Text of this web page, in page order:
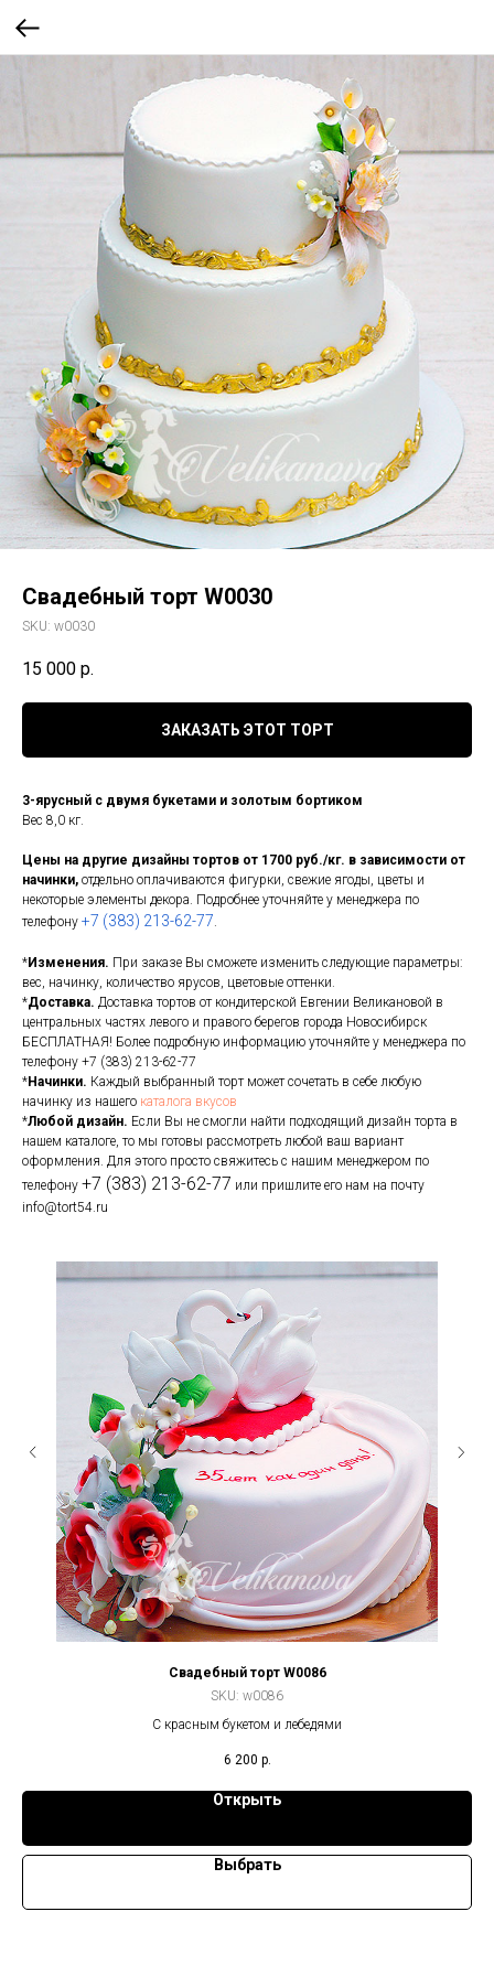
Свадебный торт W0030
SKU: w0030
15 000 р.
ЗАКАЗАТЬ ЭТОТ ТОРТ
3-ярусный с двумя букетами и золотым бортиком
Вес 8,0 кг.
Цены на другие дизайны тортов от 1700 руб./кг. в зависимости от
начинки, отдельно оплачиваются фигурки, свежие ягоды, цветы и
некоторые элементы декора. Подробнее уточняйте у менеджера по
телефону +7 (383) 213-62-77.
*Изменения. При заказе Вы сможете изменить следующие параметры:
вес, начинку, количество ярусов, цветовые оттенки.
*Доставка. Доставка тортов от кондитерской Евгении Великановой в
центральных частях левого и правого берегов города Новосибирск
БЕСПЛАТНАЯ! Более подробную информацию уточняйте у менеджера по
телефону +7 (383) 213-62-77
*Начинки. Каждый выбранный торт может сочетать в себе любую
начинку из нашего каталога вкусов
*Любой дизайн. Если Вы не смогли найти подходящий дизайн торта в
нашем каталоге, то мы готовы рассмотреть любой ваш вариант
оформления. Для этого просто свяжитесь с нашим менеджером по
телефону +7 (383) 213-62-77 или пришлите его нам на почту
info@tort54.ru
Свадебный торт W0086
SKU: w0086
С красным букетом и лебедями
6 200 р.
Открыть
Выбрать